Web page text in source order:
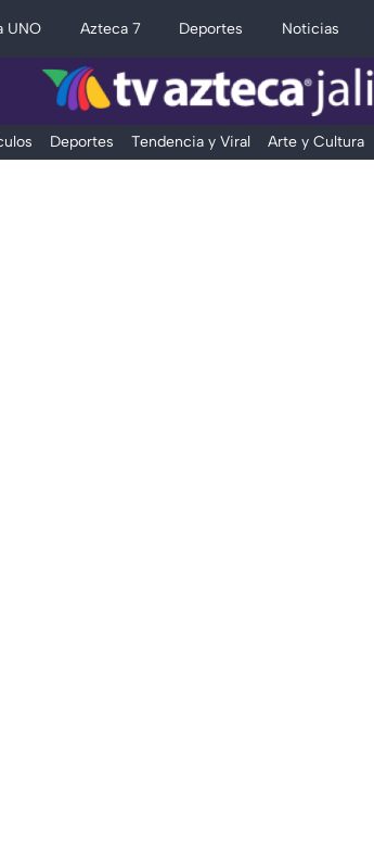
UNO Azteca 7 Deportes Noticias
Deportes Tendencia y Viral Arte y Cultura